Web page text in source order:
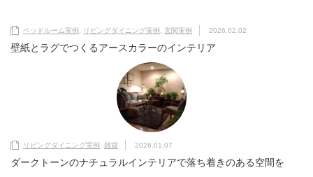
ベッドルーム実例 リビングダイニング実例 玄関実例 2026.02.02
壁紙とラグでつくるアースカラーのインテリア
リビングダイニング実例 雑貨 2026.01.07
ダークトーンのナチュラルインテリアで落ち着きのある空間を